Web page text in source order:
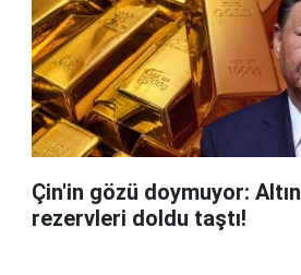
Çin'in gözü doymuyor: Altın
rezervleri doldu taştı!